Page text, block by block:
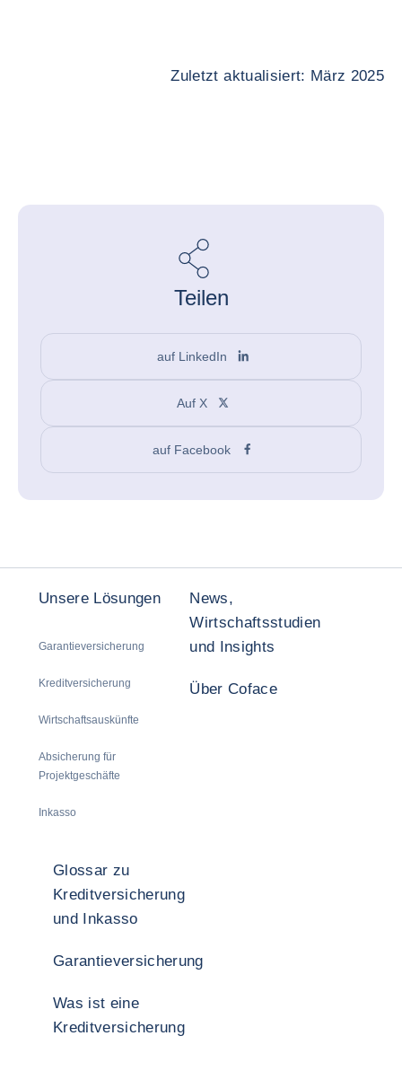
Zuletzt aktualisiert: März 2025
Teilen
auf LinkedIn
Auf X
auf Facebook
Unsere Lösungen
Garantieversicherung
Kreditversicherung
Wirtschaftsauskünfte
Absicherung für
Projektgeschäfte
Inkasso
News,
Wirtschaftsstudien
und Insights
Über Coface
Glossar zu
Kreditversicherung
und Inkasso
Garantieversicherung
Was ist eine
Kreditversicherung